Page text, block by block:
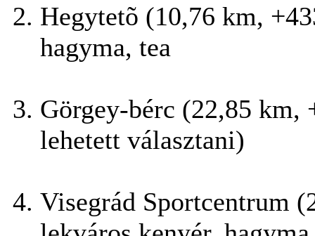
Hegytetõ (10,76 km,
hagyma, tea
Görgey-bérc (22,85
lehetett választani)
Visegrád Sportcentrum